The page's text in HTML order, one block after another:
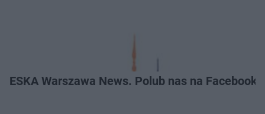
ESKA Warszawa News. Polub nas na